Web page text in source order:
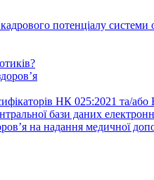
потенціалу системи
НК 025:2021 та/
бази даних
на надання медичної